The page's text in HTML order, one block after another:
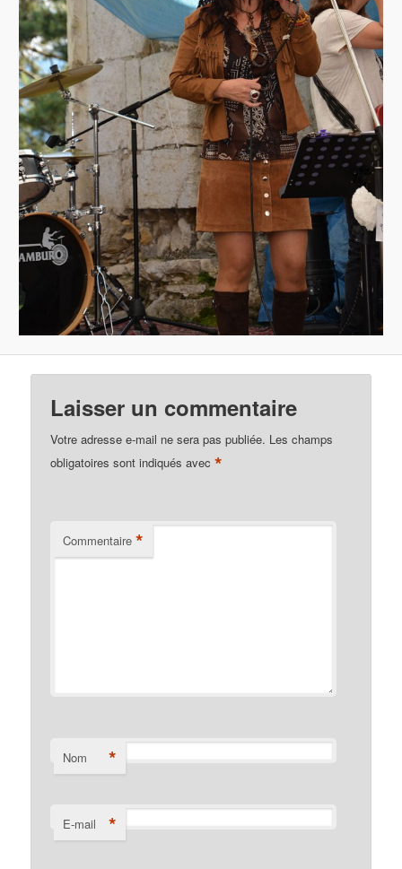
Laisser un commentaire
Votre adresse e-mail ne sera pas publiée. Les champs
obligatoires sont indiqués avec*
Commentaire *
Nom *
E-mail *